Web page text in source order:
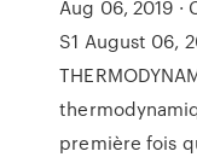
Aug 06, 2019 ·
S1 August 06,
première fois